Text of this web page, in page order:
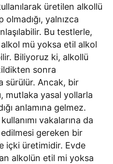
üretilen alkollü
yalnızca
Bu testlerle,
mü yoksa etil alkol
Biliyoruz ki, alkollü
sonra
sürülür. Ancak, bir
mutlaka yasal yollarla
anlamına gelmez.
vakalarına da
gereken bir
içki üretimidir. Evde
alkolün etil mi yoksa